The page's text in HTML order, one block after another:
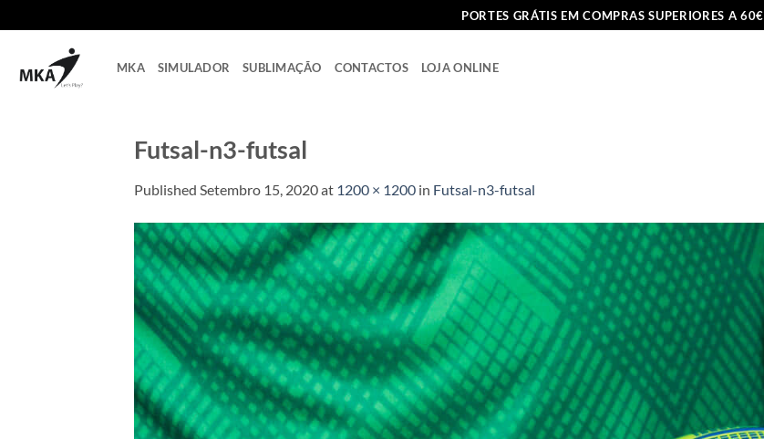
to
PORTES GRÁTIS EM COMPRAS SUPERIORES A 60€
MKA SIMULADOR SUBLIMAÇÃO CONTACTOS LOJA ONLINE
Futsal-n3-futsal
Published Setembro 15, 2020at 1200 × 1200 in Futsal-n3-futsal